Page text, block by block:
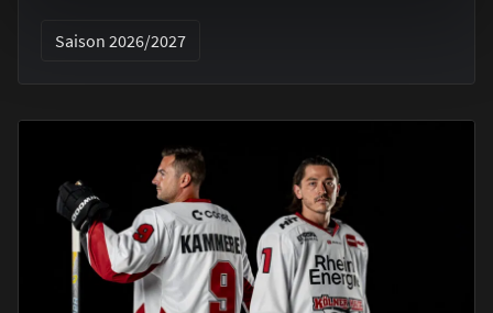
Saison 2026/2027